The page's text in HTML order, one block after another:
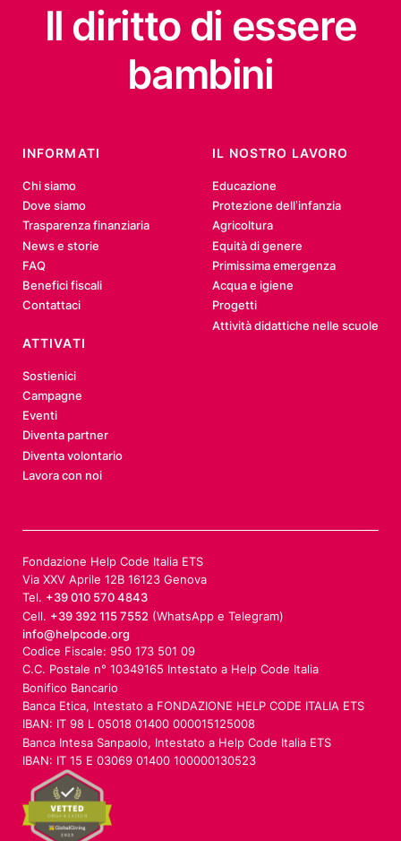
Il diritto di essere
bambini
INFORMATI
Chi siamo
Dove siamo
Trasparenza finanziaria
News e storie
FAQ
Benefici fiscali
Contattaci
IL NOSTRO LAVORO
Educazione
Protezione dell’infanzia
Agricoltura
Equità di genere
Primissima emergenza
Acqua e igiene
Progetti
Attività didattiche nelle scuole
ATTIVATI
Sostienici
Campagne
Eventi
Diventa partner
Diventa volontario
Lavora con noi
Fondazione Help Code Italia ETS
Via XXV Aprile 12B 16123 Genova
Tel. +39 010 570 4843
Cell. +39 392 115 7552 (WhatsApp e Telegram)
info@helpcode.org
Codice Fiscale: 950 173 501 09
C.C. Postale n° 10349165 Intestato a Help Code Italia
Bonifico Bancario
Banca Etica, Intestato a FONDAZIONE HELP CODE ITALIA ETS
IBAN: IT 98 L 05018 01400 000015125008
Banca Intesa Sanpaolo, Intestato a Help Code Italia ETS
IBAN: IT 15 E 03069 01400 100000130523